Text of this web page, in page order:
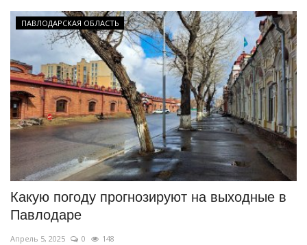
ПАВЛОДАРСКАЯ ОБЛАСТЬ
Какую погоду прогнозируют на выходные в
Павлодаре
Апрель 5, 2025 0 148